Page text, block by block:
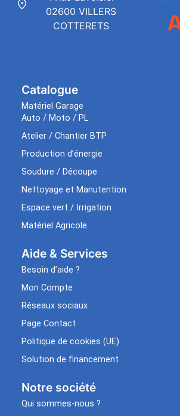
Catalogue
Matériel Garage
Auto / Moto / PL
Atelier / Chantier BTP
Production d’énergie
Soudure / Découpe
Nettoyage et Manutention
Espace vert / Irrigation
Matériel Agricole
Aide & Services​
Besoin d’aide ?
Mon Compte
Réseaux sociaux
Page Contact
Politique de cookies (UE)
Solution de financement
Notre société
Qui sommes-nous ?
02600 VILLERS
COTTERETS